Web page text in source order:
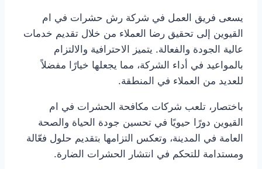
يسعى فريق العمل في شركة رش حشرات في ام
القيوين إلى تحقيق رضا العملاء من خلال تقديم خدمات
عالية الجودة والفعالة. يتميز الاحترافية والالتزام
بالمواعيد في أداء الشركة، مما يجعلها خيارًا مفضلاً
للعديد من العملاء في المنطقة.
باختصار، تلعب شركات مكافحة الحشرات في ام
القيوين دورًا حيويًا في تحسين جودة الحياة والصحة
العامة في المدينة، وتعكس التزامها بتقديم حلول فعّالة
ومستدامة للتحكم في انتشار الحشرات الضارة.